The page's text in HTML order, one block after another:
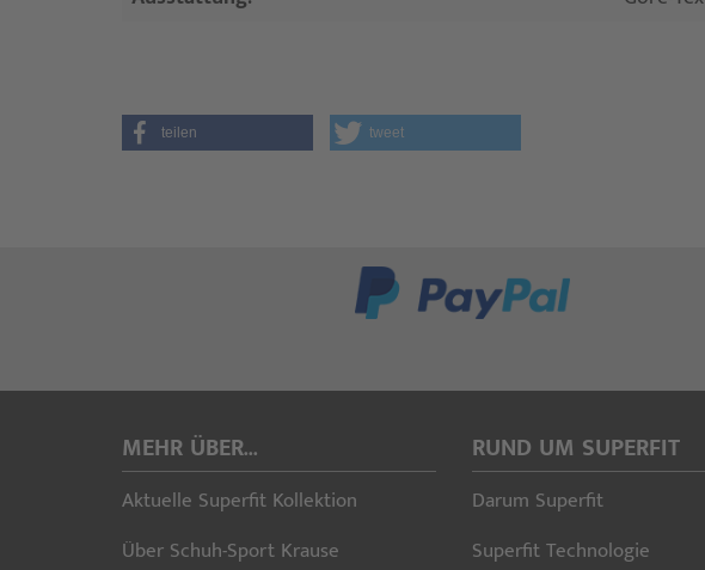
teilen tweet
MEHR ÜBER...
Aktuelle Superfit Kollektion
Über Schuh-Sport Krause
RUND UM SUPERFIT
Darum Superfit
Superfit Technologie